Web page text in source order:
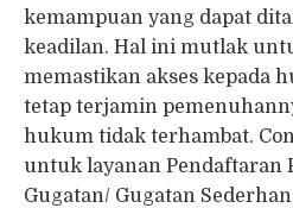
kemampuan yang dapat
keadilan. Hal ini mutlak
memastikan akses kepada
tetap terjamin
hukum tidak terhambat.
untuk layanan Pendaftaran
Gugatan/ Gugatan